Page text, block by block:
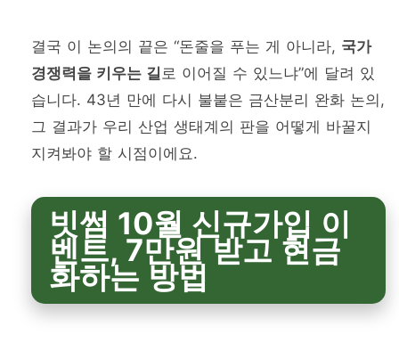
결국 이 논의의 끝은 “돈줄을 푸는 게 아니라, 국가
경쟁력을 키우는 길 로 이어질 수 있느냐”에 달려 있
습니다. 43년 만에 다시 불붙은 금산분리 완화 논의,
그 결과가 우리 산업 생태계의 판을 어떻게 바꿀지
지켜봐야 할 시점이에요.
빗썸 10월 신규가입 이
벤트, 7만원 받고 현금
화하는 방법